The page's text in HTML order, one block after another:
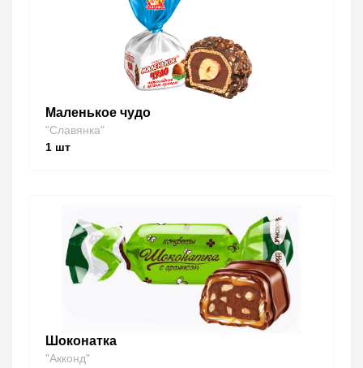
Маленькое чудо
"Славянка"
1 шт
Шоконатка
"Акконд"